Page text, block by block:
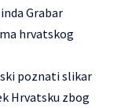
Grabar
hrvatskog
poznati slikar
Hrvatsku zbog